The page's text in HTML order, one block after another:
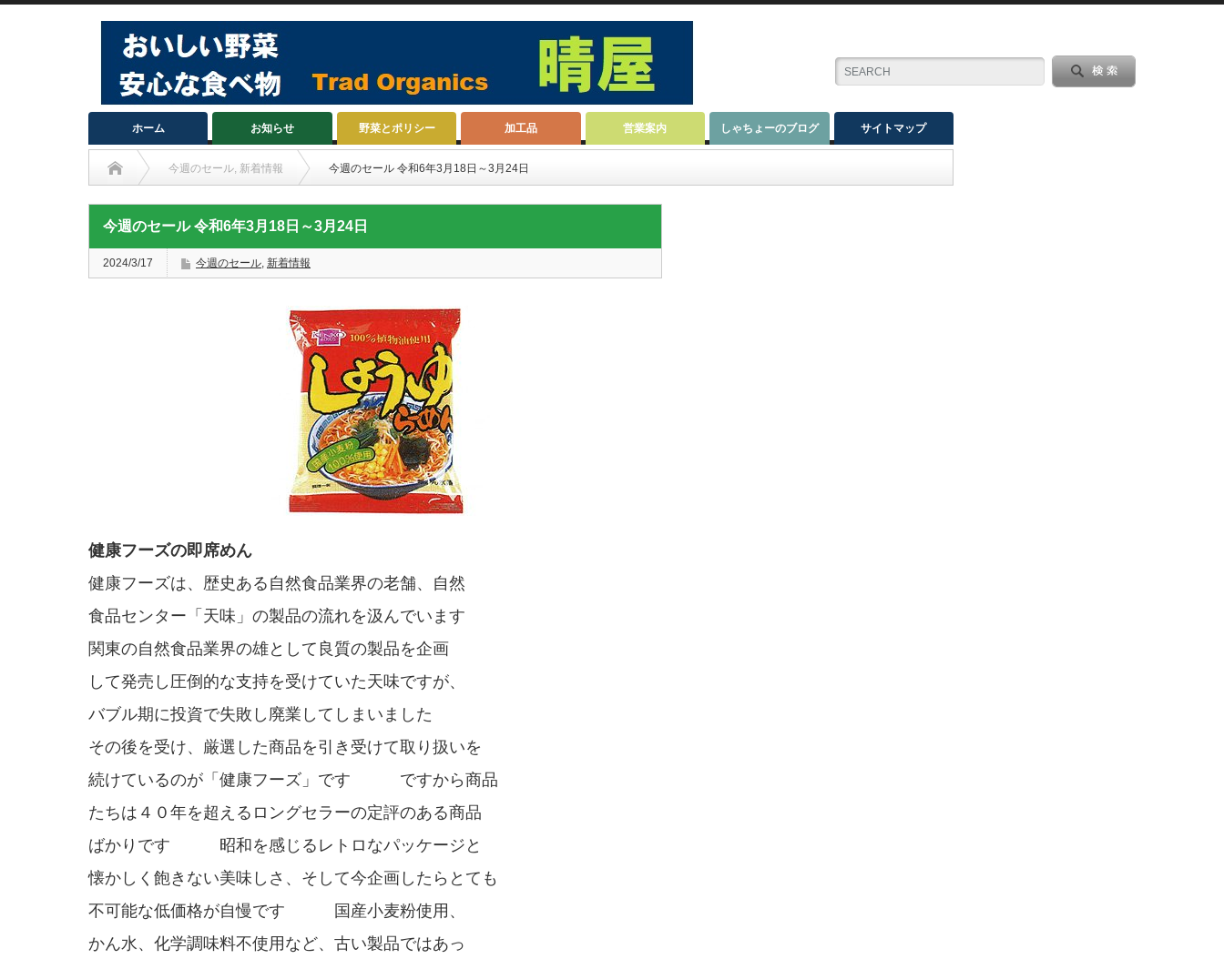
ホーム お知らせ 野菜とポリシー 加工品 営業案内 しゃちょーのブログ サイトマップ
今週のセール, 新着情報 今週のセール 令和6年3月18日～3月24日
今週のセール 令和6年3月18日～3月24日
2024/3/17 今週のセール, 新着情報
健康フーズの即席めん
健康フーズは、歴史ある自然食品業界の老舗、自然
食品センター「天味」の製品の流れを汲んでいます
関東の自然食品業界の雄として良質の製品を企画
して発売し圧倒的な支持を受けていた天味ですが、
バブル期に投資で失敗し廃業してしまいました
その後を受け、厳選した商品を引き受けて取り扱いを
続けているのが「健康フーズ」です ですから商品
たちは４０年を超えるロングセラーの定評のある商品
ばかりです 昭和を感じるレトロなパッケージと
懐かしく飽きない美味しさ、そして今企画したらとても
不可能な低価格が自慢です 国産小麦粉使用、
かん水、化学調味料不使用など、古い製品ではあっ